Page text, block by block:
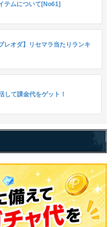
テムについて[No61]
レオダ】リセマラ当たりランキ
して課金代をゲット！